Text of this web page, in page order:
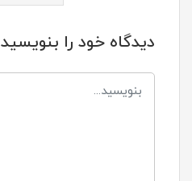
دیدگاه خود را بنویسید